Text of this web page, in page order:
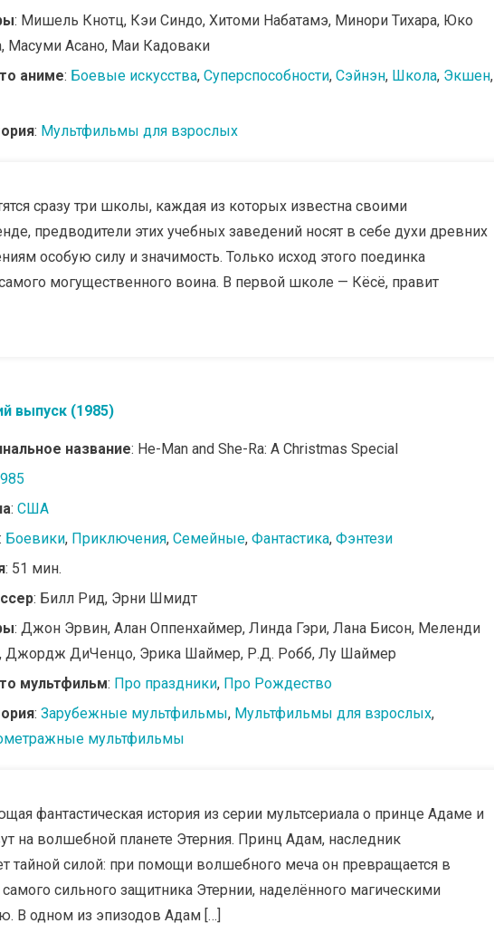
: Мишель Кнотц, Кэи Синдо, Хитоми Набатамэ, Минори Тихара, Юко
Масуми Асано, Маи Кадоваки
аниме: Боевые искусства, Суперспособности, Сэйнэн, Школа, Экшен,
: Мультфильмы для взрослых
сразу три школы, каждая из которых известна своими
предводители этих учебных заведений носят в себе духи древних
особую силу и значимость. Только исход этого поединка
могущественного воина. В первой школе — Кёсё, правит
выпуск (1985)
название: He-Man and She-Ra: A Christmas Special
: США
: Боевики, Приключения, Семейные, Фантастика, Фэнтези
: 51 мин.
: Билл Рид, Эрни Шмидт
: Джон Эрвин, Алан Оппенхаймер, Линда Гэри, Лана Бисон, Меленди
Джордж ДиЧенцо, Эрика Шаймер, Р.Д. Робб, Лу Шаймер
мультфильм: Про праздники, Про Рождество
: Зарубежные мультфильмы, Мультфильмы для взрослых,
мультфильмы
фантастическая история из серии мультсериала о принце Адаме и
на волшебной планете Этерния. Принц Адам, наследник
тайной силой: при помощи волшебного меча он превращается в
сильного защитника Этернии, наделённого магическими
В одном из эпизодов Адам […]